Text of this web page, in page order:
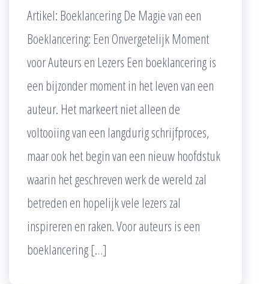
Artikel: Boeklancering De Magie van een
Boeklancering: Een Onvergetelijk Moment
voor Auteurs en Lezers Een boeklancering is
een bijzonder moment in het leven van een
auteur. Het markeert niet alleen de
voltooiing van een langdurig schrijfproces,
maar ook het begin van een nieuw hoofdstuk
waarin het geschreven werk de wereld zal
betreden en hopelijk vele lezers zal
inspireren en raken. Voor auteurs is een
boeklancering […]